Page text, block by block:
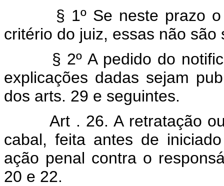
§ 1º Se neste prazo o
critério do juiz, essas não
§ 2º A pedido do
explicações dadas sejam
dos arts. 29 e seguintes.
Art . 26. A retratação
cabal, feita antes de
ação penal contra o
20 e 22.